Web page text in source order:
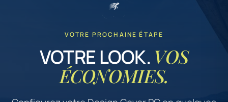
VOTRE PROCHAINE ÉTAPE
VOTRE LOOK. VOS
ÉCONOMIES.